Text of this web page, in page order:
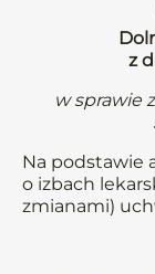
z
w sprawie
Na podstawie
o izbach
zmianami)